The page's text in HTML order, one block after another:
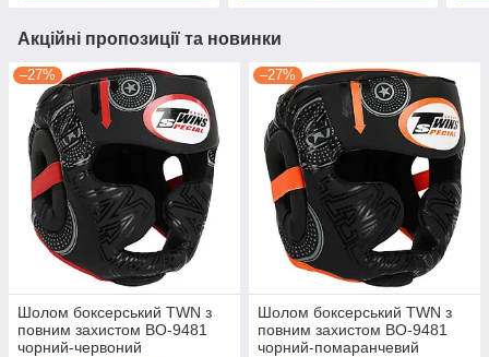
Акційні пропозиції та новинки
–27%
Шолом боксерський TWN з
повним захистом BO-9481
чорний-червоний
–27%
Шолом боксерський TWN з
повним захистом BO-9481
чорний-помаранчевий